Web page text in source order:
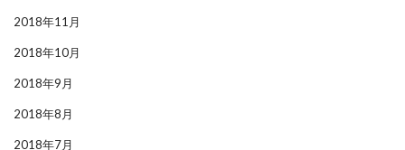
2018年11月
2018年10月
2018年9月
2018年8月
2018年7月